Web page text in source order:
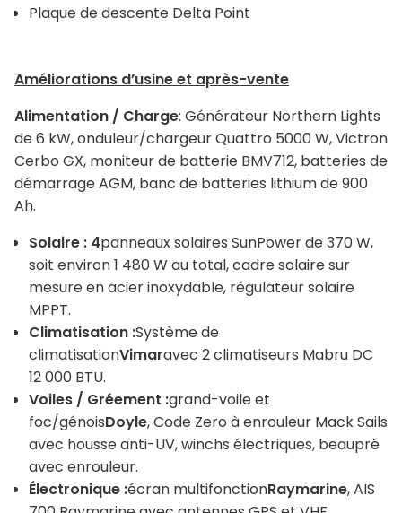
Plaque de descente Delta Point
Améliorations d’usine et après-vente
Alimentation / Charge: Générateur Northern Lights
de 6 kW, onduleur/chargeur Quattro 5000 W, Victron
Cerbo GX, moniteur de batterie BMV712, batteries de
démarrage AGM, banc de batteries lithium de 900
Ah.
Solaire : 4panneaux solaires SunPower de 370 W,
soit environ 1 480 W au total, cadre solaire sur
mesure en acier inoxydable, régulateur solaire
MPPT.
Climatisation :Système de
climatisationVimaravec 2 climatiseurs Mabru DC
12 000 BTU.
Voiles / Gréement :grand-voile et
foc/génoisDoyle, Code Zero à enrouleur Mack Sails
avec housse anti-UV, winchs électriques, beaupré
avec enrouleur.
Électronique :écran multifonctionRaymarine, AIS